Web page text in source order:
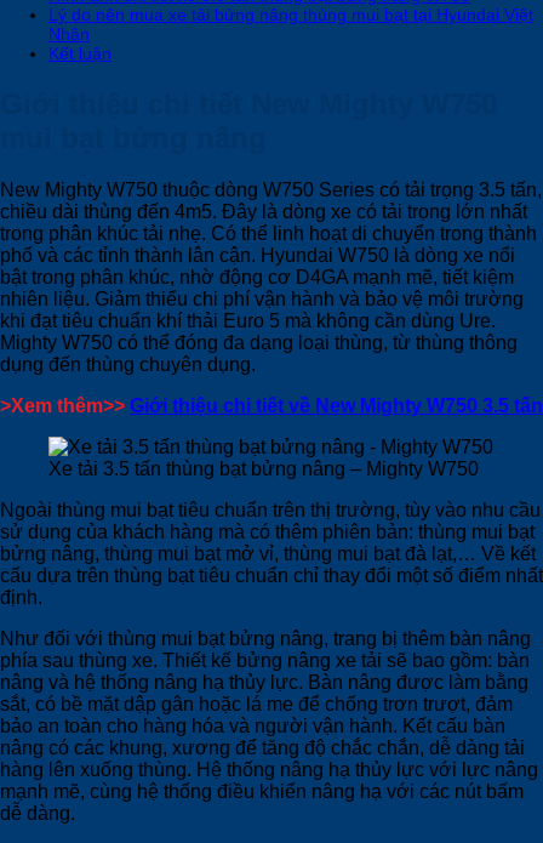
Lý do nên mua xe tải bửng nâng thùng mui bạt tại Hyundai Việt
Nhân
Kết luận
New Mighty W750 thuộc dòng W750 Series có tải trọng 3.5 tấn,
chiều dài thùng đến 4m5. Đây là dòng xe có tải trọng lớn nhất
trong phân khúc tải nhẹ. Có thể linh hoạt di chuyển trong thành
phố và các tỉnh thành lân cận. Hyundai W750 là dòng xe nổi
bật trong phân khúc, nhờ động cơ D4GA mạnh mẽ, tiết kiệm
nhiên liệu. Giảm thiểu chi phí vận hành và bảo vệ môi trường
khi đạt tiêu chuẩn khí thải Euro 5 mà không cần dùng Ure.
Mighty W750 có thể đóng đa dạng loại thùng, từ thùng thông
dụng đến thùng chuyên dụng.
>Xem thêm>> Giới thiệu chi tiết về New Mighty W750 3.5 tấn
Xe tải 3.5 tấn thùng bạt bửng nâng – Mighty W750
Ngoài thùng mui bạt tiêu chuẩn trên thị trường, tùy vào nhu cầu
sử dụng của khách hàng mà có thêm phiên bản: thùng mui bạt
bửng nâng, thùng mui bạt mở vỉ, thùng mui bạt đà lạt,… Về kết
cấu dựa trên thùng bạt tiêu chuẩn chỉ thay đổi một số điểm nhất
định.
Như đối với thùng mui bạt bửng nâng, trang bị thêm bàn nâng
phía sau thùng xe. Thiết kế bửng nâng xe tải sẽ bao gồm: bàn
nâng và hệ thống nâng hạ thủy lực. Bàn nâng được làm bằng
sắt, có bề mặt dập gân hoặc lá me để chống trơn trượt, đảm
bảo an toàn cho hàng hóa và người vận hành. Kết cấu bàn
nâng có các khung, xương để tăng độ chắc chắn, dễ dàng tải
hàng lên xuống thùng. Hệ thống nâng hạ thủy lực với lực nâng
mạnh mẽ, cùng hệ thống điều khiển nâng hạ với các nút bấm
dễ dàng.